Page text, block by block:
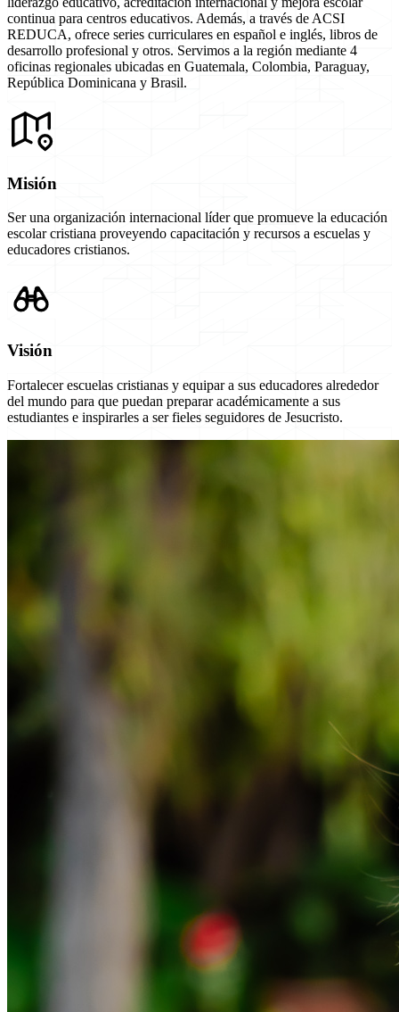
continua para centros educativos. Además, a través de ACSI
REDUCA, ofrece series curriculares en español e inglés, libros de
desarrollo profesional y otros. Servimos a la región mediante 4
oficinas regionales ubicadas en Guatemala, Colombia, Paraguay,
República Dominicana y Brasil.
Misión
Ser una organización internacional líder que promueve la educación
escolar cristiana proveyendo capacitación y recursos a escuelas y
educadores cristianos.
Visión
Fortalecer escuelas cristianas y equipar a sus educadores alrededor
del mundo para que puedan preparar académicamente a sus
estudiantes e inspirarles a ser fieles seguidores de Jesucristo.